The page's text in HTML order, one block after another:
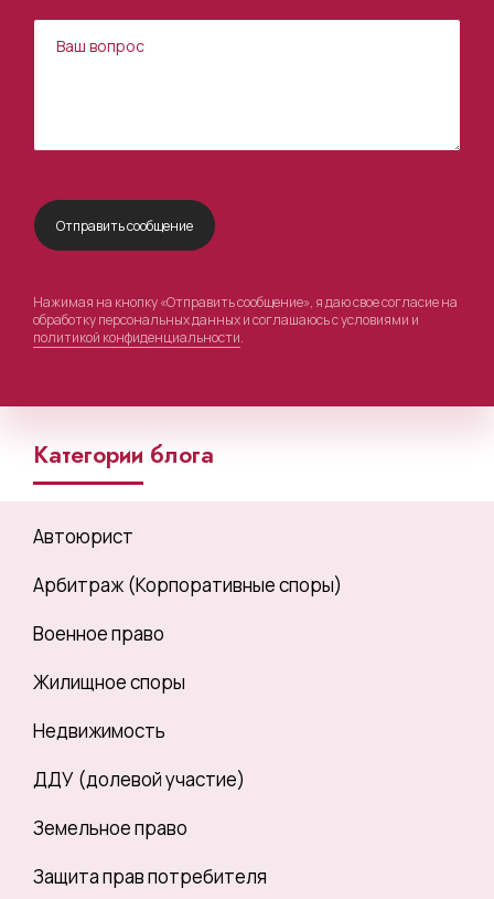
Нажимая на кнопку «Отправить сообщение», я даю свое согласие на
обработку персональных данных и соглашаюсь с условиями и
политикой конфиденциальности.
Категории блога
Автоюрист
Арбитраж (Корпоративные споры)
Военное право
Жилищное споры
Недвижимость
ДДУ (долевой участие)
Земельное право
Защита прав потребителя